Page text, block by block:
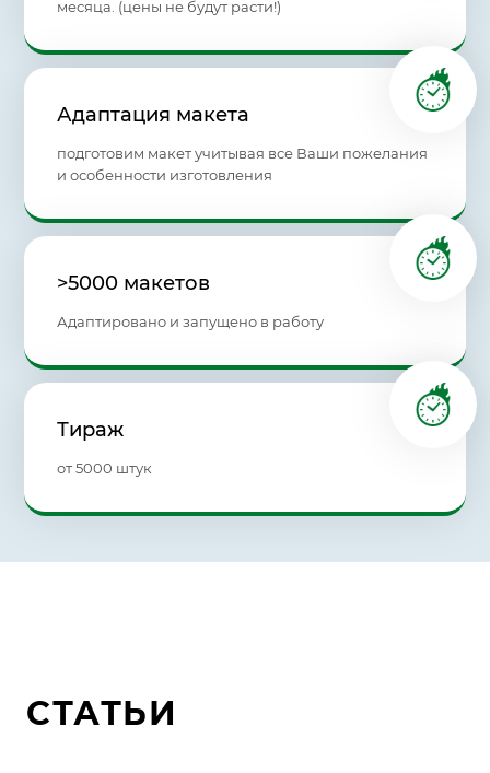
месяца. (цены не будут расти!)
Адаптация макета
подготовим макет учитывая все Ваши пожелания
и особенности изготовления
>5000 макетов
Адаптировано и запущено в работу
Тираж
от 5000 штук
СТАТЬИ